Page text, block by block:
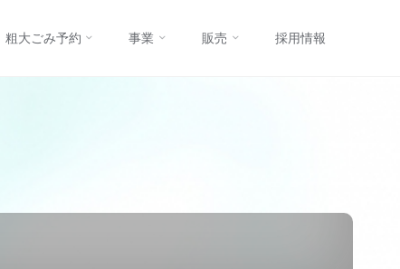
ツ
粗大ごみ予約 事業 販売 採用情報